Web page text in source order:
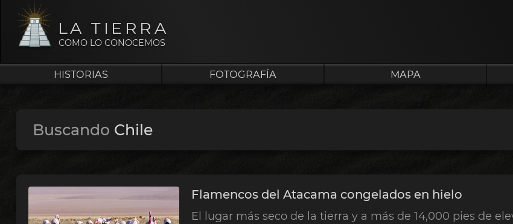
LA TIERRA
COMO LO CONOCEMOS
HISTORIAS FOTOGRAFÍA MAPA
Buscando Chile
Flamencos del Atacama congelados en hielo
El lugar más seco de la tierra y a más de 14,000 pies de